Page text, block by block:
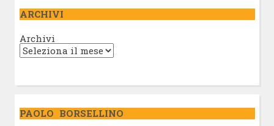
ARCHIVI
Archivi
PAOLO BORSELLINO